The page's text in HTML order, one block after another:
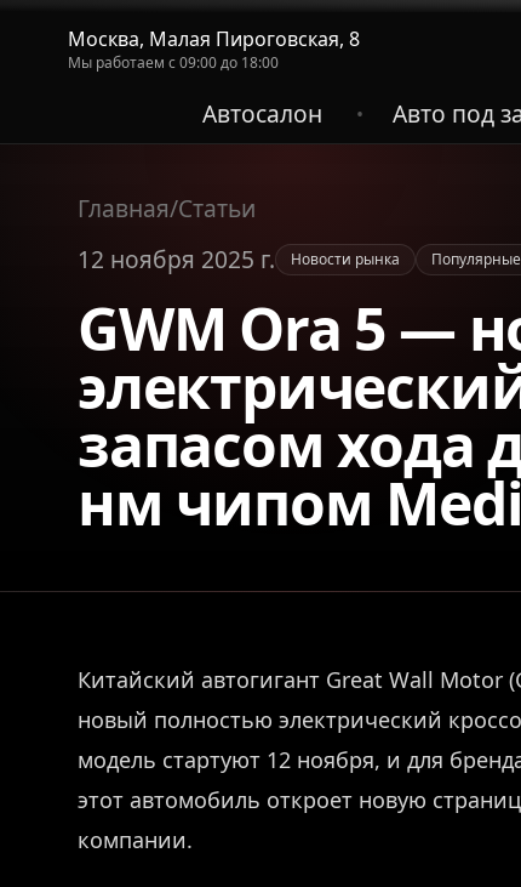
Москва, Малая Пироговская, 8
Мы работаем с 09:00 до 18:00
Автосалон
• Авто под
Главная/Статьи
12 ноября 2025 г.
Новости рынка Популярные
GWM Ora 5 —
запасом хода
нм чипом
Китайский автогигант Great Wall Motor
новый полностью электрический
модель стартуют 12 ноября, и для
этот автомобиль откроет новую
компании.